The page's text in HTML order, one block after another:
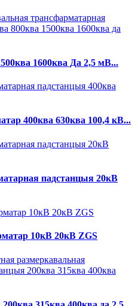
1600ква Да 2,5 мВ...
400ква 630ква 100,4 кВ...
падстанцыя 20кВ
10кВ 20кВ ZGS